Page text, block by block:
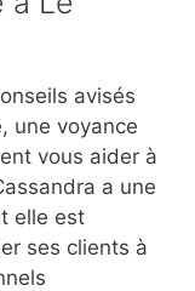
avisés
une voyance
vous aider à
a une
elle est
ses clients à